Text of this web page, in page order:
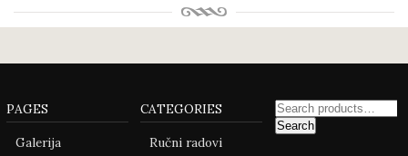
PAGES
Galerija
CATEGORIES
Ručni radovi
Search